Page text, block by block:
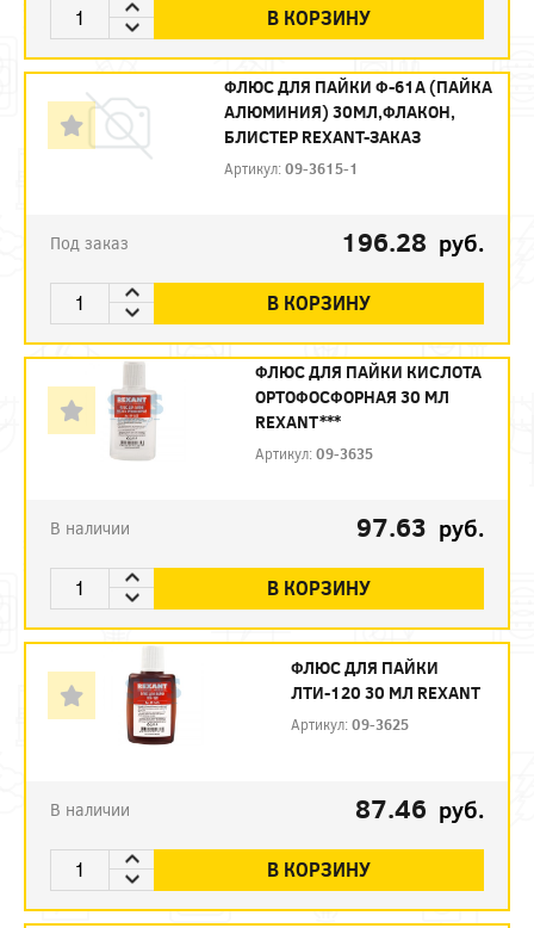
В КОРЗИНУ
ФЛЮС ДЛЯ ПАЙКИ Ф-61А (ПАЙКА
АЛЮМИНИЯ) 30МЛ,ФЛАКОН,
БЛИСТЕР REXANT-ЗАКАЗ
Артикул:09-3615-1
Под заказ 196.28 руб.
В КОРЗИНУ
ФЛЮС ДЛЯ ПАЙКИ КИСЛОТА
ОРТОФОСФОРНАЯ 30 МЛ
REXANT***
Артикул:09-3635
В наличии 97.63 руб.
В КОРЗИНУ
ФЛЮС ДЛЯ ПАЙКИ
ЛТИ-120 30 МЛ REXANT
Артикул:09-3625
В наличии 87.46 руб.
В КОРЗИНУ